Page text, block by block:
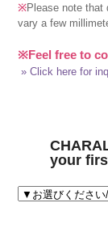
※Please note
vary a few
※Feel free to
» Click here for
your